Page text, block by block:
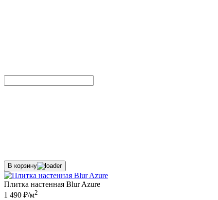
В корзину
Плитка настенная Blur Azure
1 490 ₽/м2